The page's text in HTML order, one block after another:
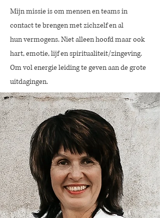
Mijn missie is om mensen en teams in
contact te brengen met zichzelf en al
hunvermogens. Niet alleen hoofd maar ook
hart, emotie, lijf en spiritualiteit/zingeving.
Om vol energie leiding te geven aan de grote
uitdagingen.